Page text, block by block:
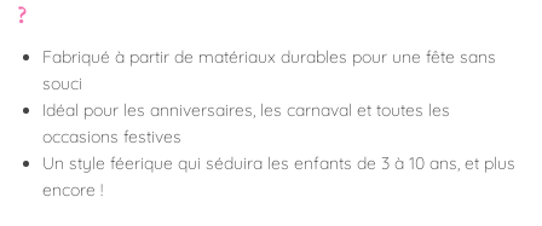
?
Fabriqué à partir de matériaux durables pour une fête sans
souci
Idéal pour les anniversaires, les carnaval et toutes les
occasions festives
Un style féerique qui séduira les enfants de 3 à 10 ans, et plus
encore !